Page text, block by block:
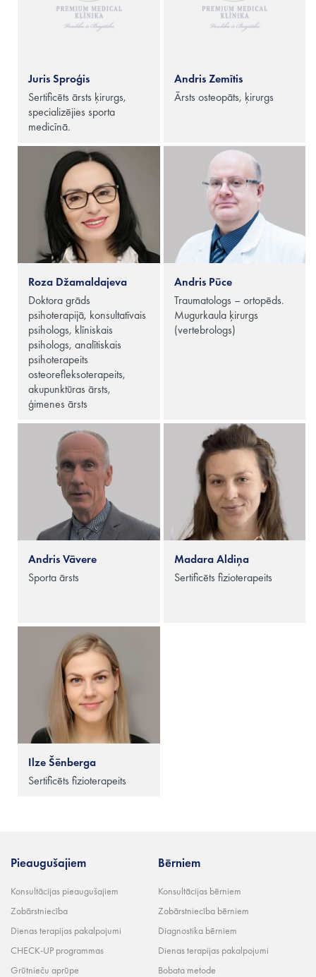
Juris Sproģis
Sertificēts ārsts ķirurgs,
specializējies sporta
medicīnā.
Andris Zemītis
Ārsts osteopāts, ķirurgs
Roza Džamaldajeva
Doktora grāds
psihoterapijā, konsultatīvais
psihologs, klīniskais
psihologs, analītiskais
psihoterapeits
osteorefleksoterapeits,
akupunktūras ārsts,
ģimenes ārsts
Andris Pūce
Traumatologs – ortopēds.
Mugurkaula ķirurgs
(vertebrologs)
Andris Vāvere
Sporta ārsts
Madara Aldiņa
Sertificēts fizioterapeits
Ilze Šēnberga
Sertificēts fizioterapeits
Pieaugušajiem
Konsultācijas pieaugušajiem
Zobārstniecība
Dienas terapijas pakalpojumi
CHECK-UP programmas
Grūtnieču aprūpe
Bērniem
Konsultācijas bērniem
Zobārstniecība bērniem
Diagnostika bērniem
Dienas terapijas pakalpojumi
Bobata metode